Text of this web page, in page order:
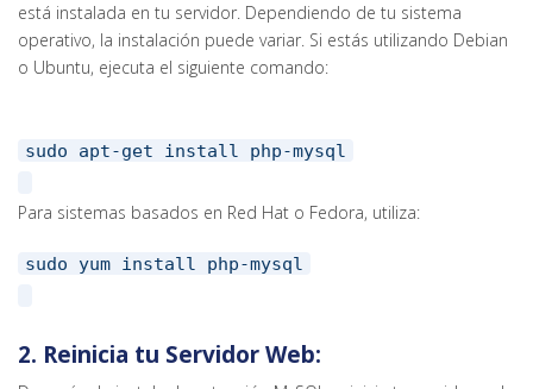
está instalada en tu servidor. Dependiendo de tu sistema
operativo, la instalación puede variar. Si estás utilizando Debian
o Ubuntu, ejecuta el siguiente comando:
sudo apt-get install php-mysql
Para sistemas basados en Red Hat o Fedora, utiliza:
sudo yum install php-mysql
2. Reinicia tu Servidor Web: